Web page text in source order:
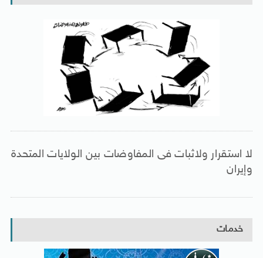
لا استقرار ولاثبات فى المفاوضات بين الولايات المتحدة
وإيران
خدمات